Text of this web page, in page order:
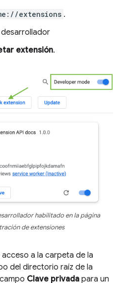
extensions .
extensión.
habilitado en la página
de extensiones
a la carpeta de la
del directorio raíz de la
Clave privada para un